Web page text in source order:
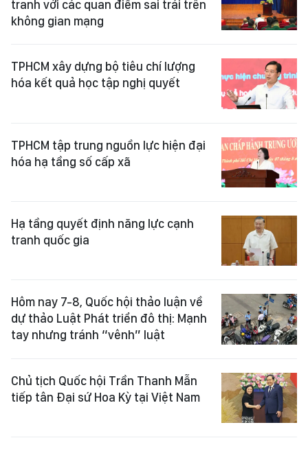
tranh với các quan điểm sai trái trên
không gian mạng
TPHCM xây dựng bộ tiêu chí lượng
hóa kết quả học tập nghị quyết
TPHCM tập trung nguồn lực hiện đại
hóa hạ tầng số cấp xã
Hạ tầng quyết định năng lực cạnh
tranh quốc gia
Hôm nay 7-8, Quốc hội thảo luận về
dự thảo Luật Phát triển đô thị: Mạnh
tay nhưng tránh “vênh” luật
Chủ tịch Quốc hội Trần Thanh Mẫn
tiếp tân Đại sứ Hoa Kỳ tại Việt Nam